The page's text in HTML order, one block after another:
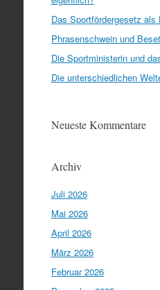
Das Sportfördergesetz als
Phrasenschwein und
Die Sportministerin und
Die unterschiedlichen
Neueste Kommentare
Archiv
Juli 2026
Mai 2026
April 2026
März 2026
Februar 2026